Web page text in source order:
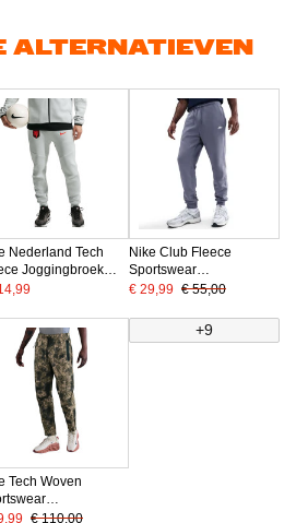
ALTERNATIEVEN
Nederland Tech
Joggingbroek
2028 Lichtgrijs
Nike Club Fleece
Sportswear
Joggingbroek Lichtpaars
€ 29,99 € 55,00
Tech Woven
Camo
€ 110,00
+9